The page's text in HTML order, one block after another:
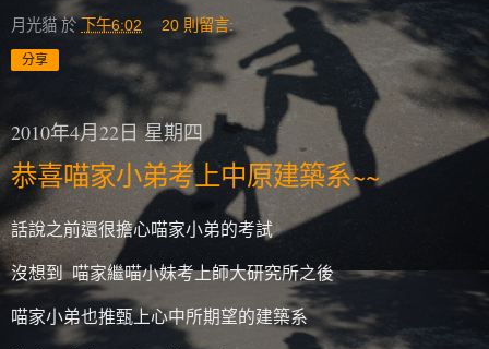
月光貓 於下午6:02 20 則留言:
分享
2010年4月22日 星期四
恭喜喵家小弟考上中原建築系~~
話說之前還很擔心喵家小弟的考試
沒想到 喵家繼喵小妹考上師大研究所之後
喵家小弟也推甄上心中所期望的建築系